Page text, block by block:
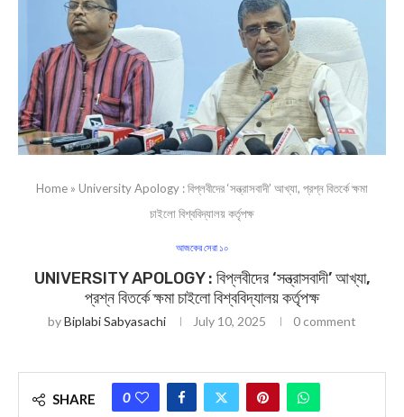
Home » University Apology : বিপ্লবীদের ‘সন্ত্রাসবাদী’ আখ্যা, প্রশ্ন বিতর্কে ক্ষমা
চাইলো বিশ্ববিদ্যালয় কর্তৃপক্ষ
আজকের সেরা ১০
UNIVERSITY APOLOGY : বিপ্লবীদের ‘সন্ত্রাসবাদী’ আখ্যা,
প্রশ্ন বিতর্কে ক্ষমা চাইলো বিশ্ববিদ্যালয় কর্তৃপক্ষ
byBiplabi Sabyasachi July 10, 2025 0 comment
SHARE 0